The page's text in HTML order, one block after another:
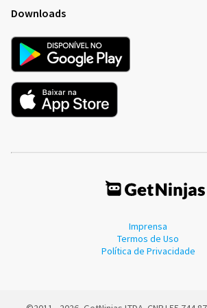
Downloads
Imprensa
Termos de Uso
Política de Privacidade